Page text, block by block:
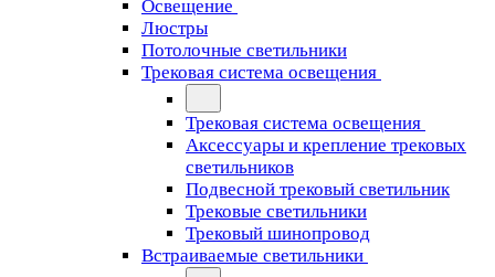
Освещение
Люстры
Потолочные светильники
Трековая система освещения
Трековая система освещения
Аксессуары и крепление трековых
светильников
Подвесной трековый светильник
Трековые светильники
Трековый шинопровод
Встраиваемые светильники